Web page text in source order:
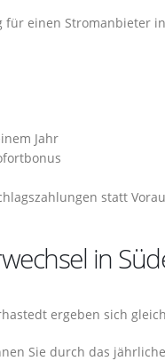
für einen Stromanbieter
Jahr
statt
in
ergeben sich
Sie durch das